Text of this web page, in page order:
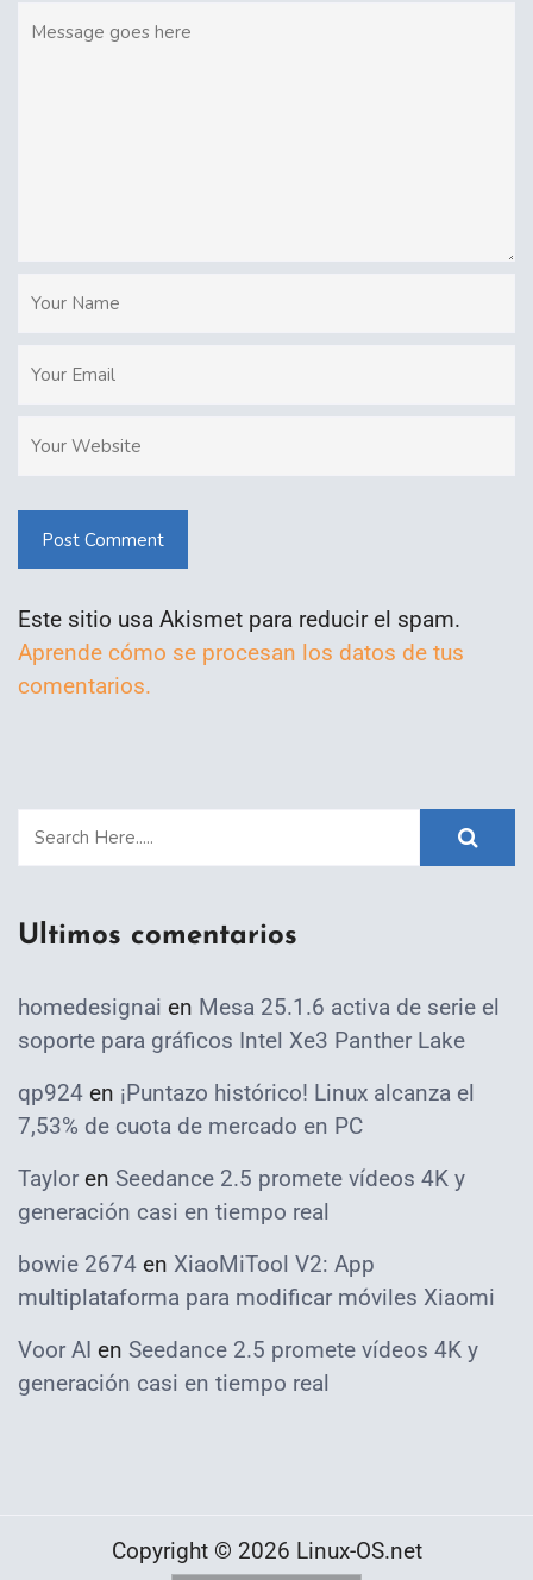
Post Comment
Este sitio usa Akismet para reducir el spam.
Aprende cómo se procesan los datos de tus
comentarios.
Ultimos comentarios
homedesignai en Mesa 25.1.6 activa de serie el
soporte para gráficos Intel Xe3 Panther Lake
qp924 en ¡Puntazo histórico! Linux alcanza el
7,53% de cuota de mercado en PC
Taylor en Seedance 2.5 promete vídeos 4K y
generación casi en tiempo real
bowie 2674 en XiaoMiTool V2: App
multiplataforma para modificar móviles Xiaomi
Voor AI en Seedance 2.5 promete vídeos 4K y
generación casi en tiempo real
Copyright © 2026 Linux-OS.net